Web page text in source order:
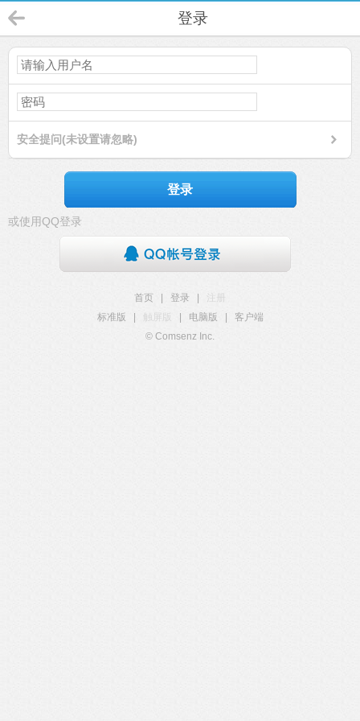
登录
安全提问(未设置请忽略)
登录
或使用QQ登录
首页 登录
注册
标准版
触屏版 电脑版
客户端
© Comsenz Inc.